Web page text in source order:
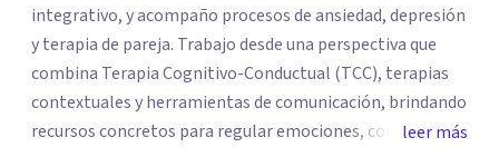
integrativo, y acompaño procesos de ansiedad, depresión
y terapia de pareja. Trabajo desde una perspectiva que
combina Terapia Cognitivo-Conductual (TCC), terapias
contextuales y herramientas de comunicación, brindando
recursos concretos para regular emociones, comprender
leer más